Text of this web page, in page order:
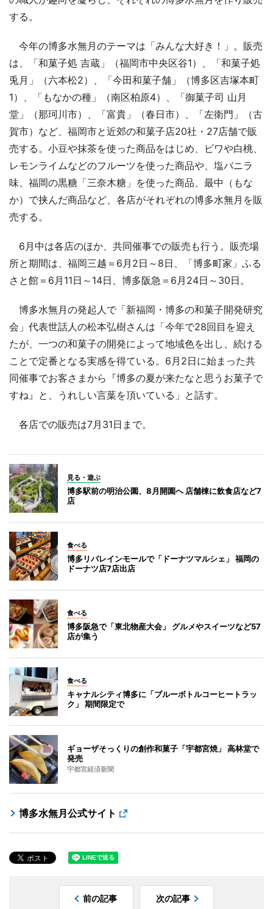
する。
今年の博多水無月のテーマは「みんな大好き！」。販売
は、「和菓子処 吉蔵」（福岡市中央区谷1）、「和菓子処
兎月」（六本松2）、「今田和菓子舗」（博多区吉塚本町
1）、「もなかの種」（南区柏原4）、「御菓子司 山月
堂」（那珂川市）、「富貴」（春日市）、「左衛門」（古
賀市）など、福岡市と近郊の和菓子店20社・27店舗で販
売する。小豆や抹茶を使った商品をはじめ、ビワや白桃、
レモンライムなどのフルーツを使った商品や、塩バニラ
味、福岡の黒糖「三奈木糖」を使った商品、最中（もな
か）で挟んだ商品など、各店がそれぞれの博多水無月を販
売する。
6月中は各店のほか、共同催事での販売も行う。販売場
所と期間は、福岡三越＝6月2日～8日、「博多町家」ふる
さと館＝6月11日～14日、博多阪急＝6月24日～30日。
博多水無月の発起人で「新福岡・博多の和菓子開発研究
会」代表世話人の松本弘樹さんは「今年で28回目を迎え
たが、一つの和菓子の開発によって地域色を出し、続ける
ことで定番となる実感を得ている。6月2日に始まった共
同催事でお客さまから『博多の夏が来たなと思うお菓子で
すね』と、うれしい言葉を頂いている」と話す。
各店での販売は7月31日まで。
見る・遊ぶ
博多駅前の明治公園、8月開園へ 店舗棟に飲食店など7
店
食べる
博多リバレインモールで「ドーナツマルシェ」 福岡の
ドーナツ店7店出店
食べる
博多阪急で「東北物産大会」 グルメやスイーツなど57
店が集う
食べる
キャナルシティ博多に「ブルーボトルコーヒートラッ
ク」 期間限定で
ギョーザそっくりの創作和菓子「宇都宮焼」 高林堂で
発売
宇都宮経済新聞
博多水無月公式サイト
前の記事 次の記事